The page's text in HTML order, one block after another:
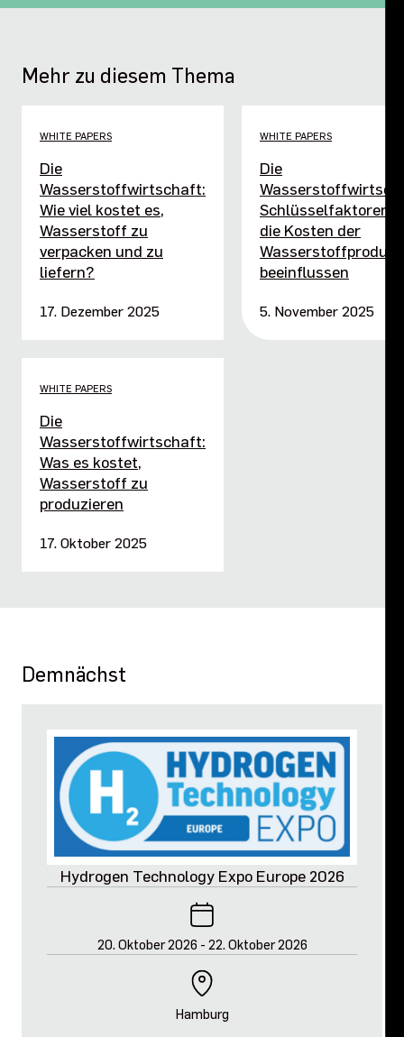
Mehr zu diesem Thema
WHITE PAPERS
Die
Wasserstoffwirtschaft:
Wie viel kostet es,
Wasserstoff zu
verpacken und zu
liefern?
17. Dezember 2025
WHITE PAPERS
Die
Schlüsselfaktoren,
die Kosten der
beeinflussen
5. November 2025
WHITE PAPERS
Die
Wasserstoffwirtschaft:
Was es kostet,
Wasserstoff zu
produzieren
17. Oktober 2025
Demnächst
Hydrogen Technology Expo Europe 2026
20. Oktober 2026 - 22. Oktober 2026
Hamburg